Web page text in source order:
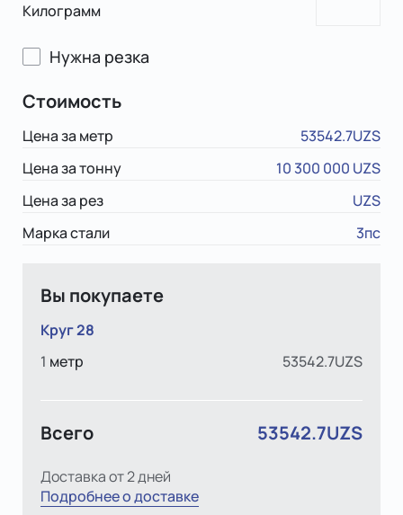
Килограмм
Нужна резка
Стоимость
Цена за метр
53542.7UZS
Цена за тонну
10 300 000 UZS
Цена за рез
UZS
Марка стали
3пс
Вы покупаете
Круг 28
1 метр 53542.7UZS
Всего 53542.7UZS
Доставка от 2 дней
Подробнее о доставке